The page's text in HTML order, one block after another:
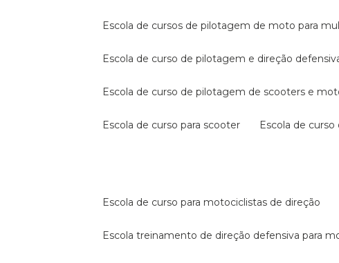
escola de cursos de pilotagem de moto para
escola de curso de pilotagem e direção
escola de curso de pilotagem de scooters e
escola de curso para scooter escola de
escola de curso para motociclistas de direção
escola treinamento de direção defensiva para